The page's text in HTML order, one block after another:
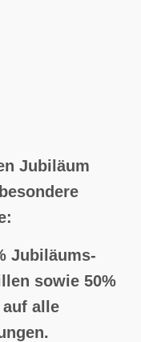
Jubiläum
Jubiläums-
sowie 50%
alle